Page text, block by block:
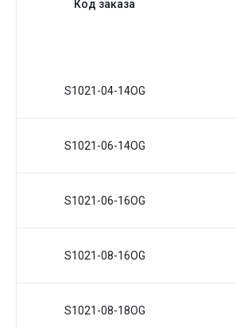
Код заказа
S1021-04-14OG
S1021-06-14OG
S1021-06-16OG
S1021-08-16OG
S1021-08-18OG